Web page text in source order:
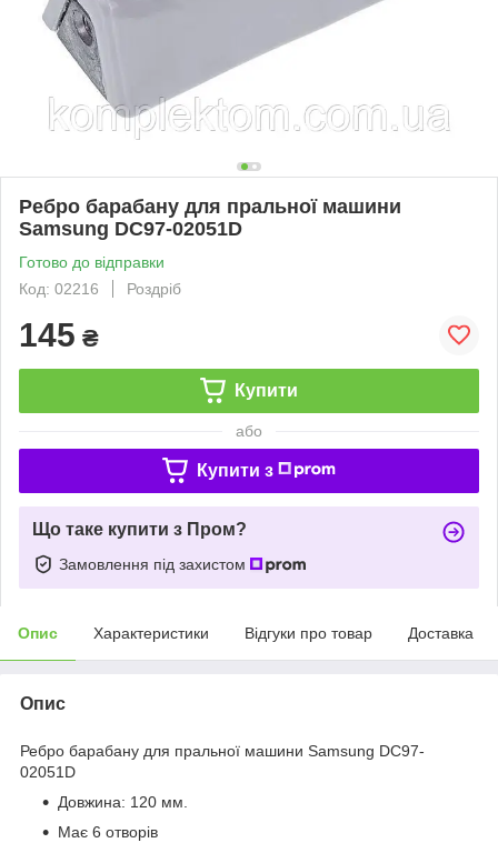
Ребро барабану для пральної машини
Samsung DC97-02051D
Готово до відправки
Код: 02216
Роздріб
145 ₴
Купити
або
Купити з
Що таке купити з Пром?
Замовлення під захистом
Опис Характеристики Відгуки про товар Доставка
Опис
Ребро барабану для пральної машини Samsung DC97-
02051D
Довжина: 120 мм.
Має 6 отворів